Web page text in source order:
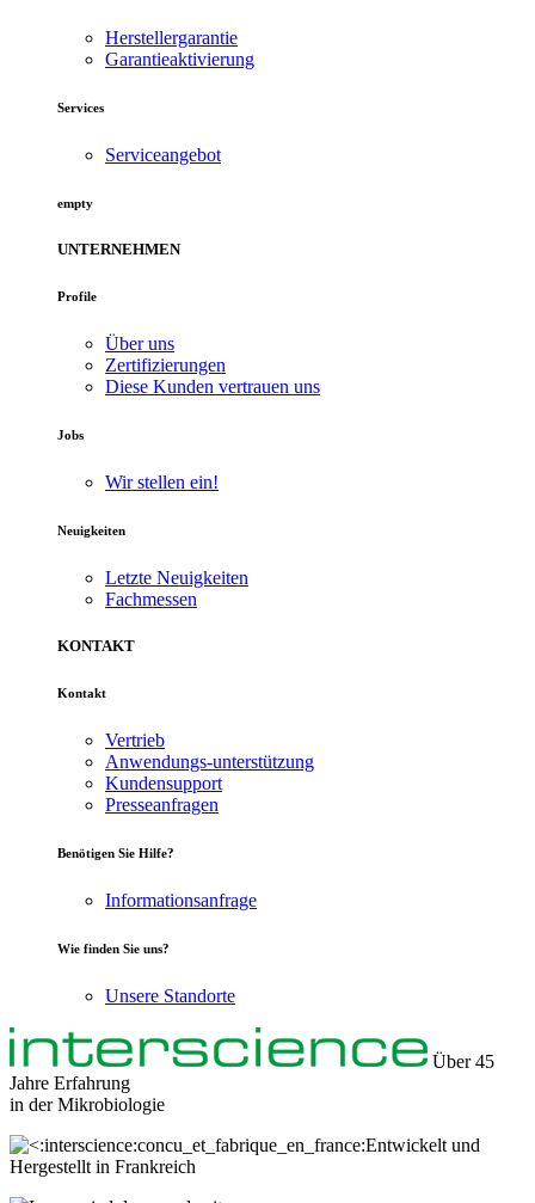
Herstellergarantie
Garantieaktivierung
Services
Serviceangebot
empty
UNTERNEHMEN
Profile
Über uns
Zertifizierungen
Diese Kunden vertrauen uns
Jobs
Wir stellen ein!
Neuigkeiten
Letzte Neuigkeiten
Fachmessen
KONTAKT
Kontakt
Vertrieb
Anwendungs-unterstützung
Kundensupport
Presseanfragen
Benötigen Sie Hilfe?
Informationsanfrage
Wie finden Sie uns?
Unsere Standorte
Über 45
Jahre Erfahrung
in derMikrobiologie
Entwickelt und
Hergestellt in Frankreich